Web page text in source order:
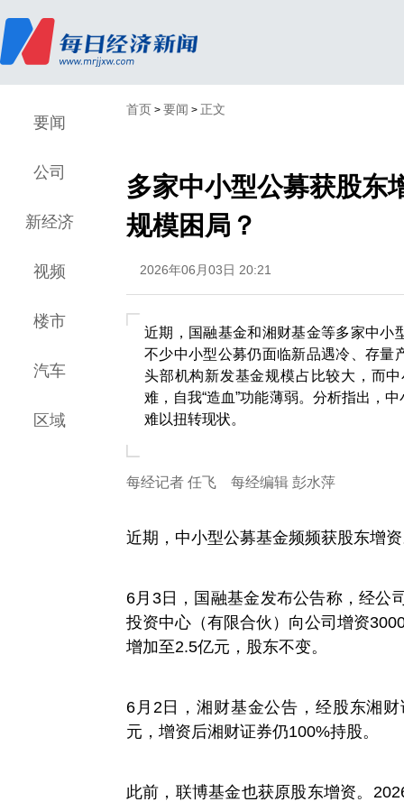
要闻
公司
新经济
视频
楼市
汽车
区域
首页 > 要闻 > 正文
多家中小型公募获股东
规模困局？
2026年06月03日 20:21
近期，国融基金和湘财基金等多家中小
不少中小型公募仍面临新品遇冷、存量
头部机构新发基金规模占比较大，而
难，自我“造血”功能薄弱。分析指出，
难以扭转现状。
每经记者 任飞 每经编辑 彭水萍
近期，中小型公募基金频频获股东增
6月3日，国融基金发布公告称，经公
投资中心（有限合伙）向公司增资
增加至2.5亿元，股东不变。
6月2日，湘财基金公告，经股东湘
元，增资后湘财证券仍100%持股。
此前，联博基金也获原股东增资。